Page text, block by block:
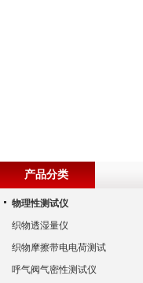
产品分类
物理性测试仪
织物透湿量仪
织物摩擦带电电荷测试
呼气阀气密性测试仪